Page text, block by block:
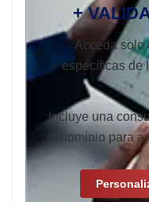
+
Acceda solo
específicas de
Incluye una
el dominio para